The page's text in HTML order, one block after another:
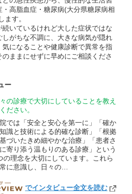
高脂血症・糖尿病(大分県糖尿病相
ます。
続いているけれど大した症状ではな
がちな不調に、大きな病気が隠れ
になることや健康診断で異常を指
ままにせずに早めにご相談くださ
ー
の診療で大切にしていることを教え
ださい。
では「安全と安心を第一に」「確か
識と技術による的確な診断」「根拠
づいたきめ細やかな治療」「患者さ
寄り添う温もりのある診療」という
の理念を大切にしています。これら
に意識し、日々の…
DOCTORVIEW
でインタビュー全文を読む